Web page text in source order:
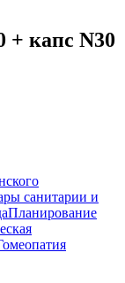
+ капс N30
санитарии и
Планирование